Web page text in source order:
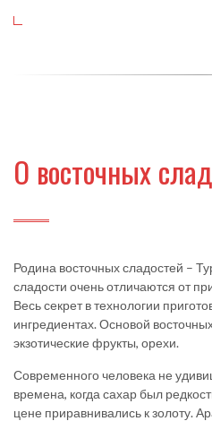
О восточных
Родина восточных сладостей –
сладости очень отличаются от
Весь секрет в технологии
ингредиентах. Основой
экзотические фрукты, орехи.
Современного человека не
времена, когда сахар был
цене приравнивались к золоту.